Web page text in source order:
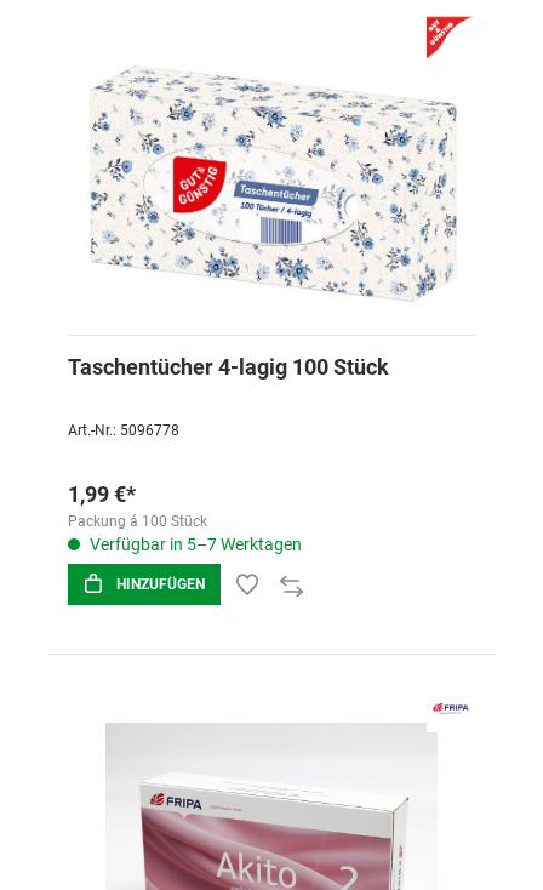
Taschentücher 4-lagig 100 Stück
Art.-Nr.: 5096778
1,99 €*
Packung á 100 Stück
Verfügbar in 5–7 Werktagen
HINZUFÜGEN